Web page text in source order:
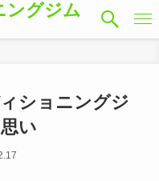
ングジム
ショニングジ
い